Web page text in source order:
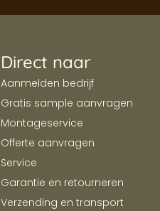
Direct naar
Aanmelden bedrijf
Gratis sample aanvragen
Montageservice
Offerte aanvragen
Service
Garantie en retourneren
Verzending en transport